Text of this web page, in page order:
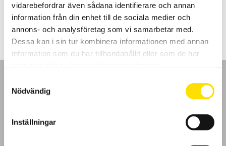
vidarebefordrar även sådana identifierare och annan
information från din enhet till de sociala medier och
annons- och analysföretag som vi samarbetar med.
Dessa kan i sin tur kombinera informationen med annan
information som du har tillhandahållit eller som de har
Nödvändig
Inställningar
LÄS MER